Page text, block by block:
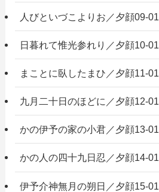
人びといづこよりお／夕顔09-01
日暮れて惟光参れり／夕顔10-01
まことに臥したまひ／夕顔11-01
九月二十日のほどに／夕顔12-01
かの伊予の家の小君／夕顔13-01
かの人の四十九日忍／夕顔14-01
伊予介神無月の朔日／夕顔15-01